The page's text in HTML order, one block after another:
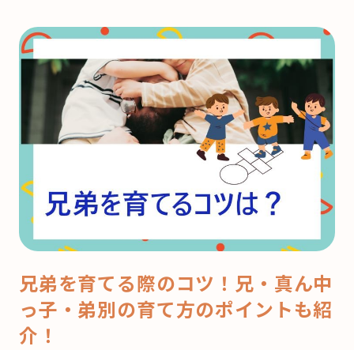
兄弟を育てる際のコツ！兄・真ん中
っ子・弟別の育て方のポイントも紹
介！